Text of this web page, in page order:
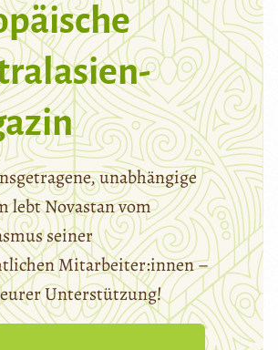
unabhängige
lebt Novastan vom
seiner
Mitarbeiter:innen –
Unterstützung!